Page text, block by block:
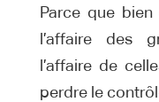
Parce que bien
l’affaire des
l’affaire de
perdre le